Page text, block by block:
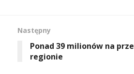
Następny
Ponad 39 milionów na
regionie